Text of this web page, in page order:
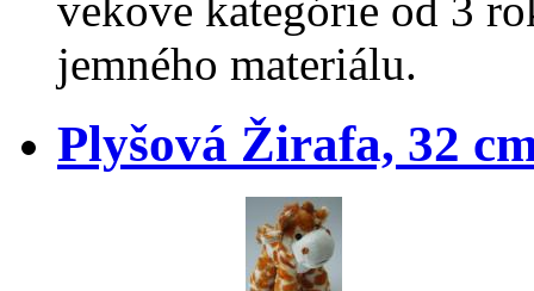
jemného materiálu.
Plyšová Žirafa, 32